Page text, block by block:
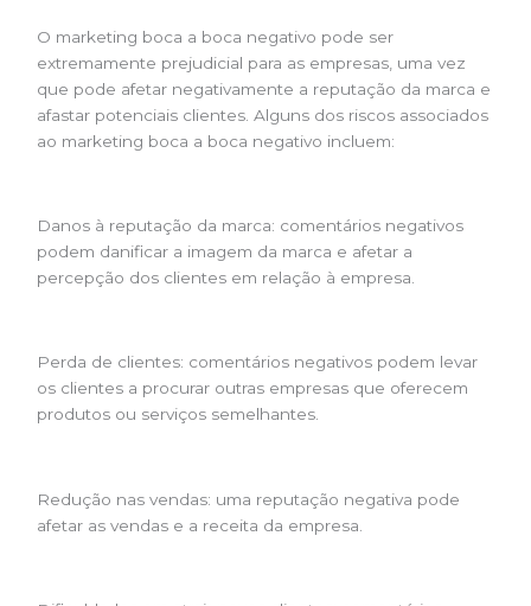
O marketing boca a boca negativo pode ser
extremamente prejudicial para as empresas, uma vez
que pode afetar negativamente a reputação da marca e
afastar potenciais clientes. Alguns dos riscos associados
ao marketing boca a boca negativo incluem:
Danos à reputação da marca: comentários negativos
podem danificar a imagem da marca e afetar a
percepção dos clientes em relação à empresa.
Perda de clientes: comentários negativos podem levar
os clientes a procurar outras empresas que oferecem
produtos ou serviços semelhantes.
Redução nas vendas: uma reputação negativa pode
afetar as vendas e a receita da empresa.